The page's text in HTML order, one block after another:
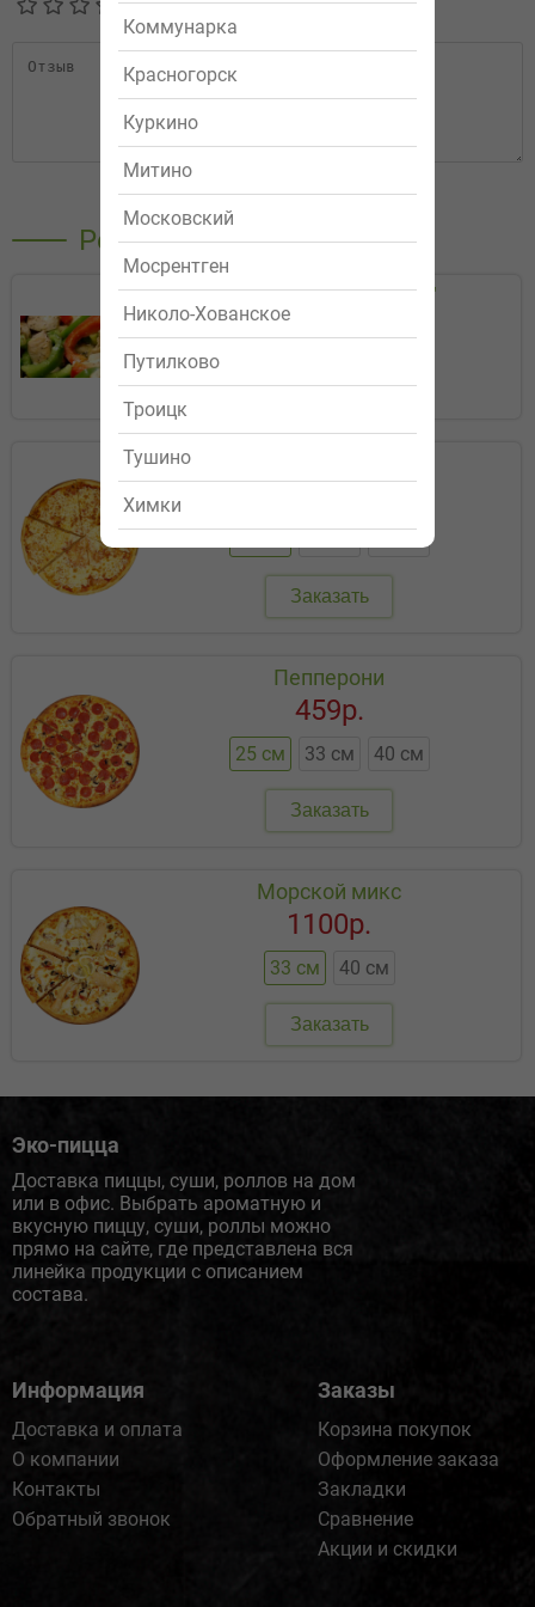
Коммунарка
Красногорск
Куркино
Митино
Московский
Мосрентген
Николо-Хованское
Путилково
Троицк
Тушино
Химки
Отправить
Рекомендуемые
Салат "Вечер Греции"
319р.
Заказать
Заказать
Пепперони
25 см 33 см 40 см
459р.
Заказать
Морской микс
33 см 40 см
1100р.
Заказать
Эко-пицца
Доставка пиццы, суши, роллов на дом
или в офис. Выбрать ароматную и
вкусную пиццу, суши, роллы можно
прямо на сайте, где представлена вся
линейка продукции с описанием
состава.
Информация
Доставка и оплата
О компании
Контакты
Обратный звонок
Заказы
Корзина покупок
Оформление заказа
Закладки
Сравнение
Акции и скидки